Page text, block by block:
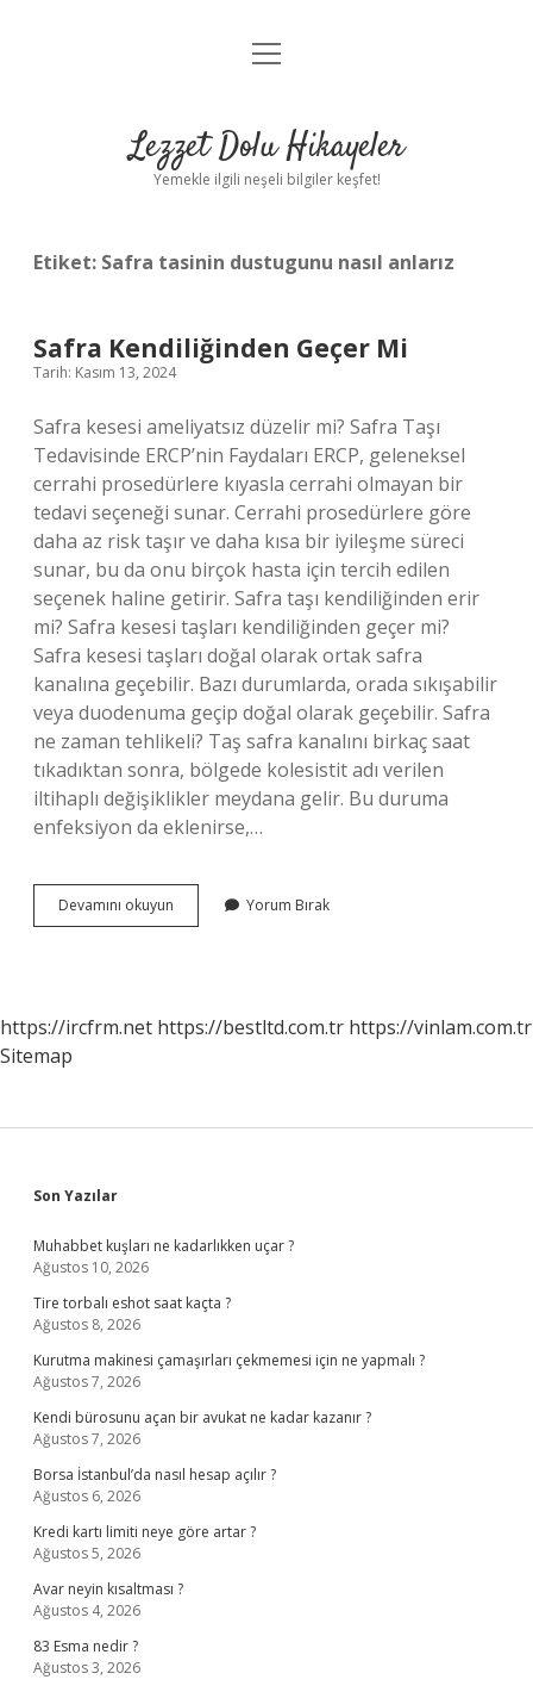
Anasayfa
Yasal Uyarı
menüyü
Lezzet Dolu Hikayeler
Yemekle ilgili neşeli bilgiler keşfet!
Etiket: Safra tasinin dustugunu nasıl anlarız
Safra Kendiliğinden Geçer Mi
Tarih: Kasım 13, 2024
Safra kesesi ameliyatsız düzelir mi? Safra Taşı
Tedavisinde ERCP’nin Faydaları ERCP, geleneksel
cerrahi prosedürlere kıyasla cerrahi olmayan bir
tedavi seçeneği sunar. Cerrahi prosedürlere göre
daha az risk taşır ve daha kısa bir iyileşme süreci
sunar, bu da onu birçok hasta için tercih edilen
seçenek haline getirir. Safra taşı kendiliğinden erir
mi? Safra kesesi taşları kendiliğinden geçer mi?
Safra kesesi taşları doğal olarak ortak safra
kanalına geçebilir. Bazı durumlarda, orada sıkışabilir
veya duodenuma geçip doğal olarak geçebilir. Safra
ne zaman tehlikeli? Taş safra kanalını birkaç saat
tıkadıktan sonra, bölgede kolesistit adı verilen
iltihaplı değişiklikler meydana gelir. Bu duruma
enfeksiyon da eklenirse,…
Devamını okuyun
Kendiliğinden
Yorum Bırak
https://ircfrm.net https://bestltd.com.tr https://vinlam.com.tr
Sitemap
Sidebar
Son Yazılar
Muhabbet kuşları ne kadarlıkken uçar ?
Ağustos 10, 2026
Tire torbalı eshot saat kaçta ?
Ağustos 8, 2026
Kurutma makinesi çamaşırları çekmemesi için ne yapmalı ?
Ağustos 7, 2026
Kendi bürosunu açan bir avukat ne kadar kazanır ?
Ağustos 7, 2026
Borsa İstanbul’da nasıl hesap açılır ?
Ağustos 6, 2026
Kredi kartı limiti neye göre artar ?
Ağustos 5, 2026
Avar neyin kısaltması ?
Ağustos 4, 2026
83 Esma nedir ?
Ağustos 3, 2026